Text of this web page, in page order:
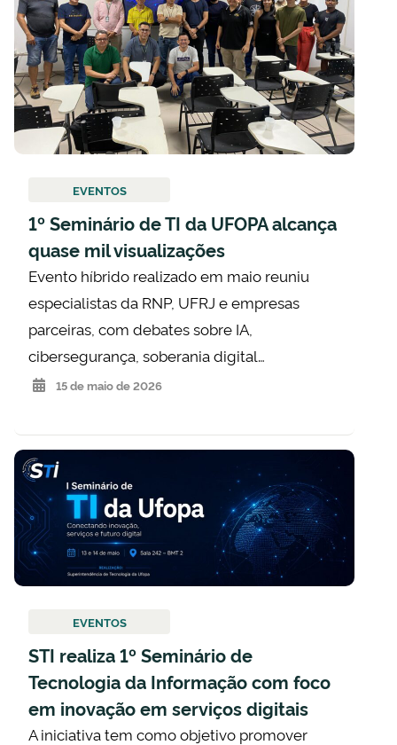
EVENTOS
1º Seminário de TI da UFOPA alcança
quase mil visualizações
Evento híbrido realizado em maio reuniu
especialistas da RNP, UFRJ e empresas
parceiras, com debates sobre IA,
cibersegurança, soberania digital…
15 de maio de 2026
EVENTOS
STI realiza 1º Seminário de
Tecnologia da Informação com foco
em inovação em serviços digitais
A iniciativa tem como objetivo promover